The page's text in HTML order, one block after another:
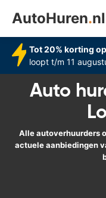
AutoHuren.nl
Tot 20% korting
loopt t/m 11
Auto
Alle autoverhuurders
actuele aanbiedingen